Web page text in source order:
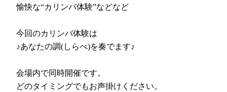
愉快な“カリンバ体験”などなど
今回のカリンバ体験は
♪あなたの調(しらべ)を奏でます♪
会場内で同時開催です。
どのタイミングでもお声掛けください。